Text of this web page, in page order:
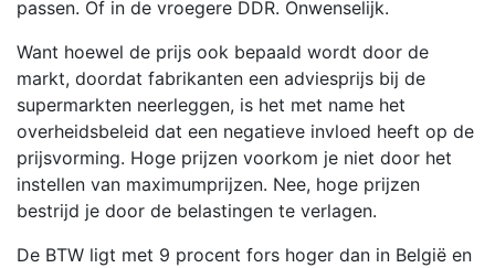
passen. Of in de vroegere DDR. Onwenselijk.
Want hoewel de prijs ook bepaald wordt door de
markt, doordat fabrikanten een adviesprijs bij de
supermarkten neerleggen, is het met name het
overheidsbeleid dat een negatieve invloed heeft op de
prijsvorming. Hoge prijzen voorkom je niet door het
instellen van maximumprijzen. Nee, hoge prijzen
bestrijd je door de belastingen te verlagen.
De BTW ligt met 9 procent fors hoger dan in België en